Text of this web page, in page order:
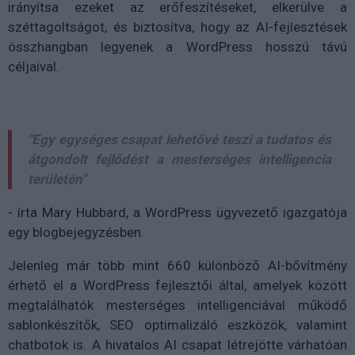
irányítsa ezeket az erőfeszítéseket, elkerülve a
széttagoltságot, és biztosítva, hogy az AI-fejlesztések
összhangban legyenek a WordPress hosszú távú
céljaival.
"Egy egységes csapat lehetővé teszi a tudatos és
átgondolt fejlődést a mesterséges intelligencia
területén"
- írta Mary Hubbard, a WordPress ügyvezető igazgatója
egy blogbejegyzésben.
Jelenleg már több mint 660 különböző AI-bővítmény
érhető el a WordPress fejlesztői által, amelyek között
megtalálhatók mesterséges intelligenciával működő
sablonkészítők, SEO optimalizáló eszközök, valamint
chatbotok is. A hivatalos AI csapat létrejötte várhatóan